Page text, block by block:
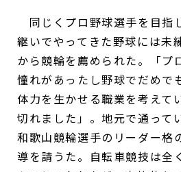
同じくプロ野球選手を目指
継いでやってきた野球には未
から競輪を薦められた。「プ
憧れがあったし野球でだめで
体力を生かせる職業を考えて
切れました」。地元で通って
和歌山競輪選手のリーダー格
導を請うた。自転車競技は全